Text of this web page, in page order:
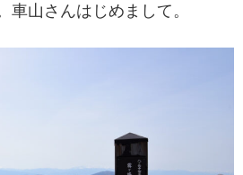
車山さんはじめまして。